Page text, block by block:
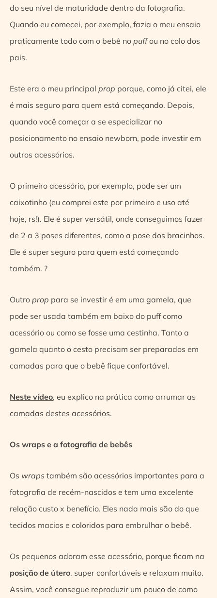
do seu nível de maturidade dentro da fotografia.
Quando eu comecei, por exemplo, fazia o meu ensaio
praticamente todo com o bebê no puffou no colo dos
pais.
Este era o meu principal prop porque, como já citei, ele
é mais seguro para quem está começando. Depois,
quando você começar a se especializar no
posicionamento no ensaio newborn, pode investir em
outros acessórios.
O primeiro acessório, por exemplo, pode ser um
caixotinho (eu comprei este por primeiro e uso até
hoje, rs!). Ele é super versátil, onde conseguimos fazer
de 2 a 3 poses diferentes, como a pose dos bracinhos.
Ele é super seguro para quem está começando
também. ?
Outro prop para se investir é em uma gamela, que
pode ser usada também em baixo do puff como
acessório ou como se fosse uma cestinha. Tanto a
gamela quanto o cesto precisam ser preparados em
camadas para que o bebê fique confortável.
Neste vídeo, eu explico na prática como arrumar as
camadas destes acessórios.
Os wraps e a fotografia de bebês
Os wraps também são acessórios importantes para a
fotografia de recém-nascidos e tem uma excelente
relação custo x benefício. Eles nada mais são do que
tecidos macios e coloridos para embrulhar o bebê.
Os pequenos adoram esse acessório, porque ficam na
posição de útero, super confortáveis e relaxam muito.
Assim, você consegue reproduzir um pouco de como